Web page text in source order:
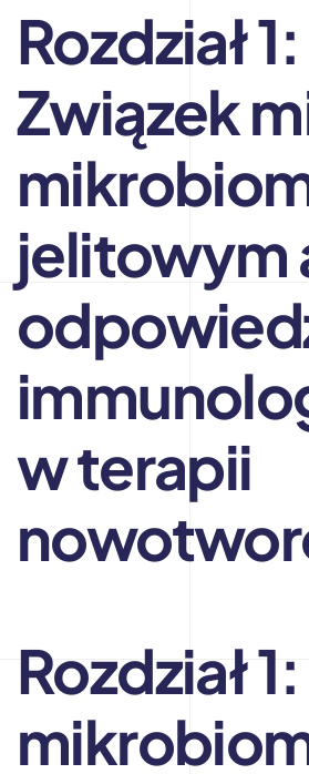
Rozdział 1:
Związek
jelitowym
w terapii
Rozdział